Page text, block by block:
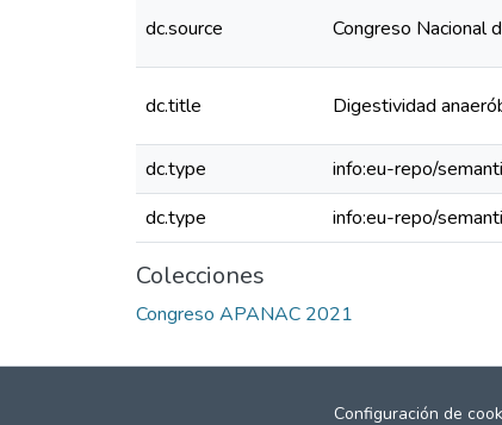
dc.source Congreso Nacional
dc.title Digestividad
dc.type
info:eu-repo/
dc.type
info:eu-repo/
Colecciones
Congreso APANAC 2021
Configuración de